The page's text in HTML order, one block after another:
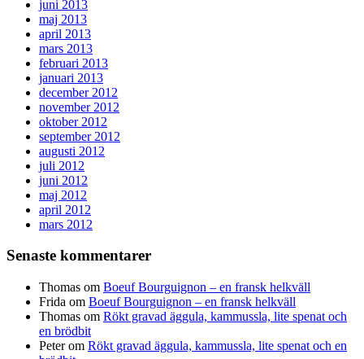
juni 2013
maj 2013
april 2013
mars 2013
februari 2013
januari 2013
december 2012
november 2012
oktober 2012
september 2012
augusti 2012
juli 2012
juni 2012
maj 2012
april 2012
mars 2012
Senaste kommentarer
Thomas om Boeuf Bourguignon – en fransk helkväll
Frida om Boeuf Bourguignon – en fransk helkväll
Thomas om Rökt gravad äggula, kammussla, lite spenat och
en brödbit
Peterom Rökt gravad äggula, kammussla, lite spenat och en